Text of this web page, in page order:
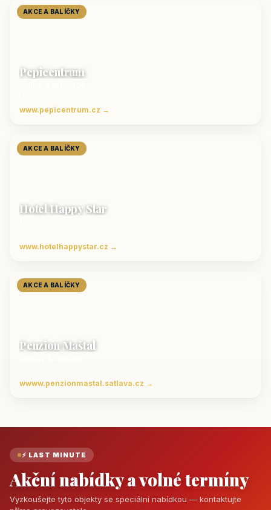
AKCE A BALÍČKY
Pepicentrum
www.pepicentrum.cz →
AKCE A BALÍČKY
Hotel Happy Star
www.hotelhappystar.cz →
AKCE A BALÍČKY
Penzion Maštal
wwww.penzionmastal.satlava.cz →
⚡ LAST MINUTE
Akční nabídky a volné termíny
Vyzkoušejte tyto objekty se speciální nabídkou — kontaktujte